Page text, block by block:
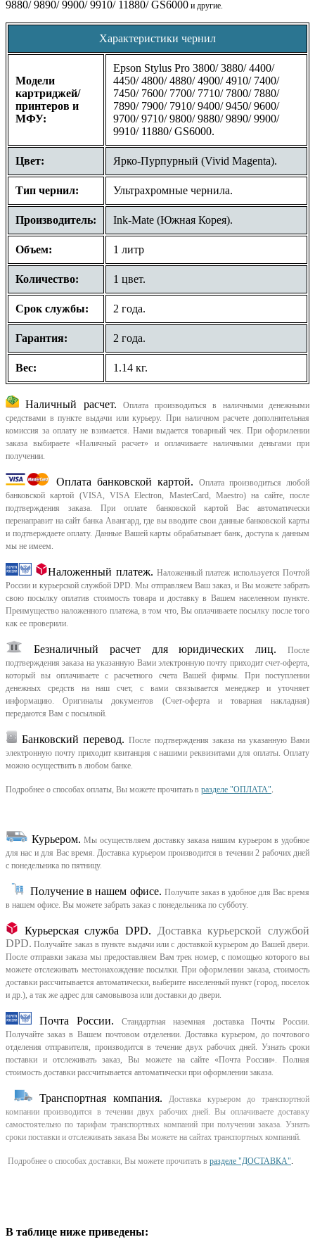
9880/ 9890/ 9900/ 9910/ 11880/ GS6000 и другие.
Характеристики чернил
Модели
картриджей/
принтеров и
МФУ:
Epson Stylus Pro 3800/ 3880/ 4400/
4450/ 4800/ 4880/ 4900/ 4910/ 7400/
7450/ 7600/ 7700/ 7710/ 7800/ 7880/
7890/ 7900/ 7910/ 9400/ 9450/ 9600/
9700/ 9710/ 9800/ 9880/ 9890/ 9900/
9910/ 11880/ GS6000.
Цвет: Ярко-Пурпурный (Vivid Magenta).
Тип чернил: Ультрахромные чернила.
Производитель: Ink-Mate (Южная Корея).
Объем: 1 литр
Количество: 1 цвет.
Срок службы: 2 года.
Гарантия: 2 года.
Вес: 1.14 кг.
Наличный расчет.
Оплата производиться в наличными денежными
средствами в пункте выдачи или курьеру. При наличном расчете дополнительная
комиссия за оплату не взимается. Нами выдается товарный чек. При оформлении
заказа выбираете «Наличный расчет» и оплачиваете наличными деньгами при
получении.
Оплата банковской картой.
Оплата производиться любой
банковской картой (VISA, VISA Electron, MasterCard, Maestro) на сайте, после
подтверждения заказа. При оплате банковской картой Вас автоматически
перенаправит на сайт банка Авангард, где вы вводите свои данные банковской карты
и подтверждаете оплату. Данные Вашей карты обрабатывает банк, доступа к данным
мы не имеем.
Наложенный платеж. Наложенный платеж используется Почтой
России и курьерской службой DPD. Мы отправляем Ваш заказ, и Вы можете забрать
свою посылку оплатив стоимость товара и доставку в Вашем населенном пункте.
Преимущество наложенного платежа, в том что, Вы оплачиваете посылку после того
как ее проверили.
Безналичный расчет для юридических лиц.
После
подтверждения заказа на указанную Вами электронную почту приходит счет-оферта,
который вы оплачиваете с расчетного счета Вашей фирмы. При поступлении
денежных средств на наш счет, с вами связывается менеджер и уточняет
информацию. Оригиналы документов (Счет-оферта и товарная накладная)
передаются Вам с посылкой.
Банковский перевод. После подтверждения заказа на указанную Вами
электронную почту приходит квитанция с нашими реквизитами для оплаты. Оплату
можно осуществить в любом банке.
Подробнее о способах оплаты, Вы можете прочитать в разделе "ОПЛАТА".
Курьером. Мы осуществляем доставку заказа нашим курьером в удобное
для нас и для Вас время.Доставка курьером производится в течении 2 рабочих дней
с понедельника по пятницу.
Получение в нашем офисе. Получите заказ в удобное для Вас время
в нашем офисе. Вы можете забрать заказ с понедельника по субботу.
Курьерская служба DPD.
Доставка курьерской службой
DPD. Получайте заказ в пункте выдачи или с доставкой курьером до Вашей двери.
После отправки заказа мы предоставляем Вам трек номер, с помощью которого вы
можете отслеживать местонахождение посылки. При оформлении заказа, стоимость
доставки рассчитывается автоматически, выберите населенный пункт (город, поселок
и др.), а так же адрес для самовывоза или доставки до двери.
Почта России.
Стандартная наземная доставка Почты России.
Получайте заказ в Вашем почтовом отделении. Доставка курьером, до почтового
отделения отправителя, производится в течение двух рабочих дней. Узнать сроки
поставки и отслеживать заказ, Вы можете на сайте «Почта России». Полная
стоимость доставки рассчитывается автоматически при оформлении заказа.
Транспортная компания.
Доставка курьером до транспортной
компании производится в течении двух рабочих дней. Вы оплачиваете доставку
самостоятельно по тарифам транспортных компаний при получении заказа. Узнать
сроки поставки и отслеживать заказа Вы можете на сайтах транспортных компаний.
Подробнее о способах доставки, Вы можете прочитать в разделе "ДОСТАВКА".
В таблице ниже приведены: